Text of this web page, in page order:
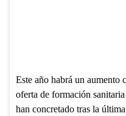
Este año habrá un aumento
oferta de formación
han concretado tras la